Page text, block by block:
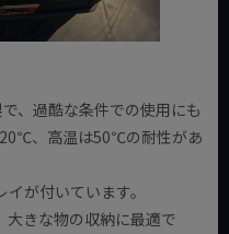
、過酷な条件での使用にも
、高温は50℃の耐性があ
が付いています。
きな物の収納に最適で